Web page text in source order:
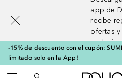
app de
recibe
ofertas
-15% de descuento con el cupón:
limitado solo en la App!
[navigation.slideout.screenreader]